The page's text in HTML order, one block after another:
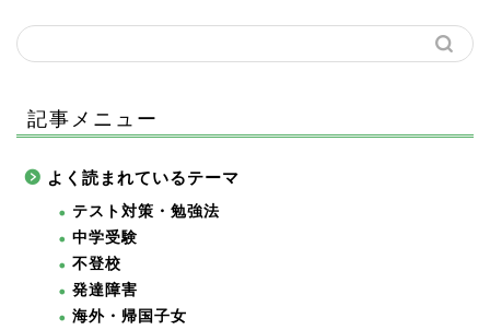
記事メニュー
よく読まれているテーマ
テスト対策・勉強法
中学受験
不登校
発達障害
海外・帰国子女